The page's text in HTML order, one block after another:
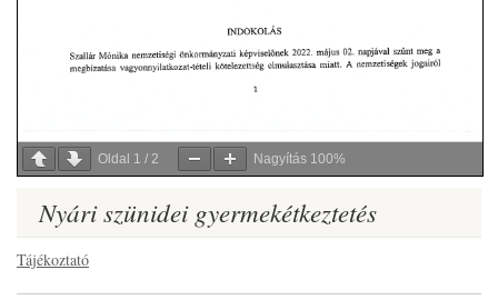
Oldal 1 / 2 Nagyítás 100%
Nyári szünidei gyermekétkeztetés
Tájékoztató